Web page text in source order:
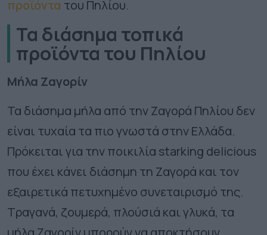
προϊόντα του Πηλίου.
Τα διάσημα τοπικά
προϊόντα του Πηλίου
Μήλα Ζαγορίν
Τα διάσημα μήλα από την Ζαγορά Πηλίου δεν
είναι τυχαία τα πιο γνωστά στην Ελλάδα.
Πρόκειται για την ποικιλία starking delicious
που έχει κάνει διάσημη τη Ζαγορά και τον
εξαιρετικά πετυχημένο συνεταιρισμό της.
Τραγανά, ζουμερά, πλούσιά και γλυκά, τα